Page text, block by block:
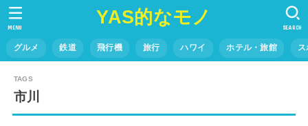
YAS的なモノ
グルメ 鉄道 飛行機 旅行 ハワイ ホテル・旅館
SEARCH
MENU
市川